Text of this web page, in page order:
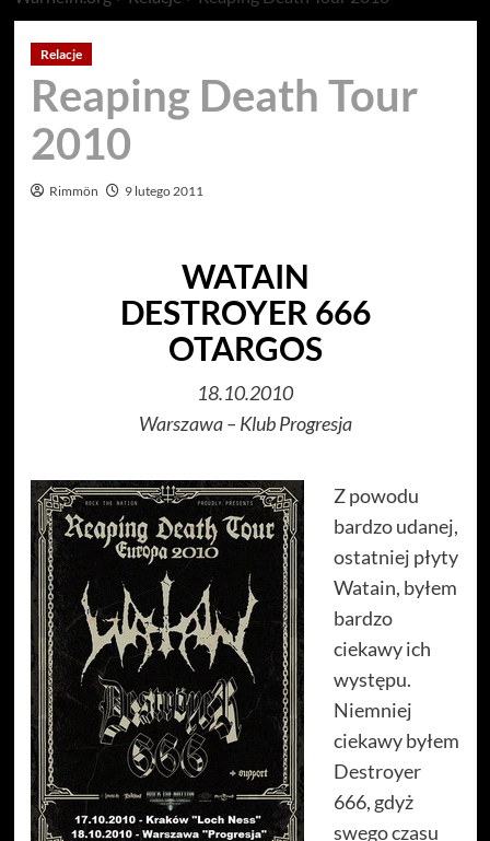
Relacje
Reaping Death Tour
2010
Rimmön 9 lutego 2011
WATAIN
DESTROYER 666
OTARGOS
18.10.2010
Warszawa – Klub Progresja
Z powodu
bardzo udanej,
ostatniej płyty
Watain, byłem
bardzo
ciekawy ich
występu.
Niemniej
ciekawy byłem
Destroyer
666, gdyż
swego czasu